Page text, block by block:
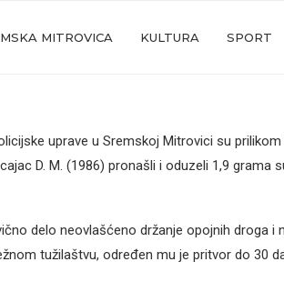
MITROVICA KULTURA SPORT
uprave u Sremskoj Mitrovici su
D. M. (1986) pronašli i oduzeli 1,9 grama
delo neovlašćeno držanje opojnih droga i
tužilaštvu, određen mu je pritvor do 30